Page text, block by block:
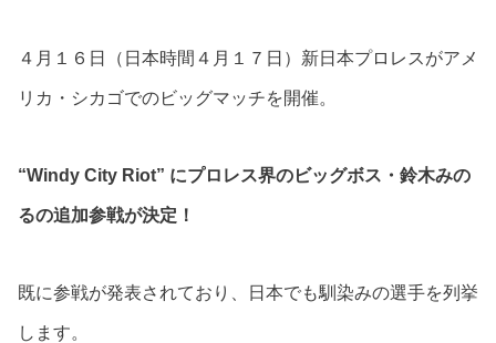
４月１６日（日本時間４月１７日）新日本プロレスがアメ
リカ・シカゴでのビッグマッチを開催。
“Windy City Riot” にプロレス界のビッグボス・鈴木みの
るの追加参戦が決定！
既に参戦が発表されており、日本でも馴染みの選手を列挙
します。